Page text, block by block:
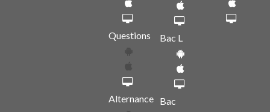
Questions
Alternance
Bac L
Bac